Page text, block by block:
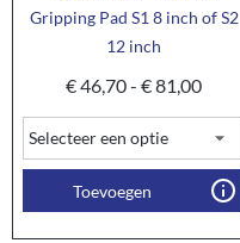
Gripping Pad S1 8 inch of S2
12 inch
€46,70- €81,00
Toevoegen